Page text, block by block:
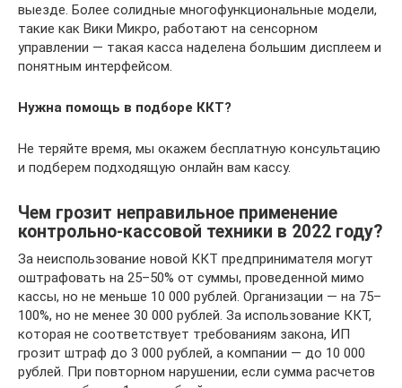
выезде. Более солидные многофункциональные модели,
такие как Вики Микро, работают на сенсорном
управлении — такая касса наделена большим дисплеем и
понятным интерфейсом.
Нужна помощь в подборе ККТ?
Не теряйте время, мы окажем бесплатную консультацию
и подберем подходящую онлайн вам кассу.
Чем грозит неправильное применение
контрольно-кассовой техники в 2022 году?
За неиспользование новой ККТ предпринимателя могут
оштрафовать на 25–50% от суммы, проведенной мимо
кассы, но не меньше 10 000 рублей. Организации — на 75–
100%, но не менее 30 000 рублей. За использование ККТ,
которая не соответствует требованиям закона, ИП
грозит штраф до 3 000 рублей, а компании — до 10 000
рублей. При повторном нарушении, если сумма расчетов